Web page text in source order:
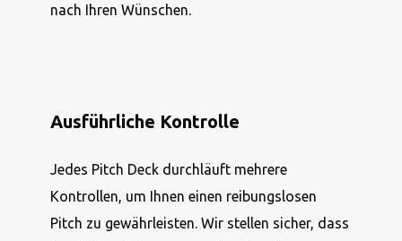
nach Ihren Wünschen.
Ausführliche Kontrolle
Jedes Pitch Deck durchläuft mehrere
Kontrollen, um Ihnen einen reibungslosen
Pitch zu gewährleisten. Wir stellen sicher, dass